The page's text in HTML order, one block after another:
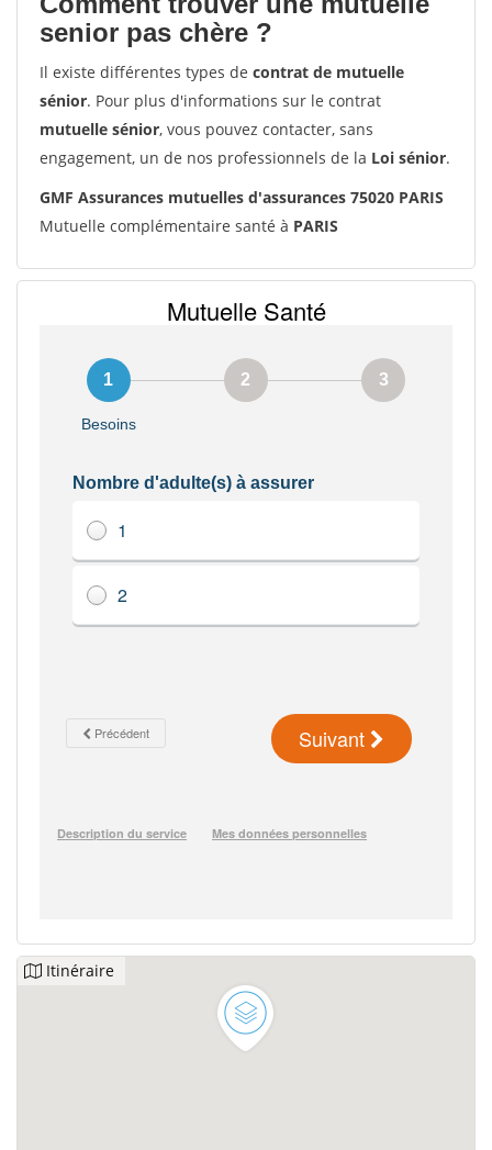
senior pas chère ?
Il existe différentes types de contrat de mutuelle
sénior. Pour plus d'informations sur le contrat
mutuelle sénior, vous pouvez contacter, sans
engagement, un de nos professionnels de la Loi sénior.
GMF Assurances mutuelles d'assurances 75020 PARIS
Mutuelle complémentaire santé à PARIS
Itinéraire